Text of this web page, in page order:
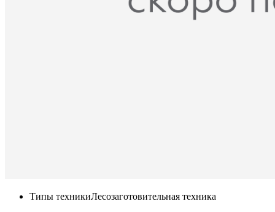
Типы техникиЛесозаготовительная техника